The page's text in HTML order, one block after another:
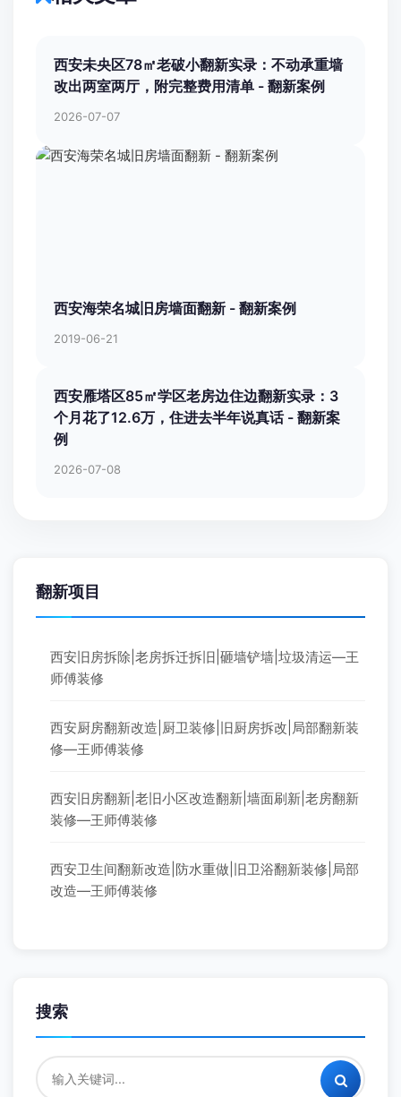
西安未央区78㎡老破小翻新实录：不动承重墙
改出两室两厅，附完整费用清单 - 翻新案例
2026-07-07
西安海荣名城旧房墙面翻新 - 翻新案例
2019-06-21
西安雁塔区85㎡学区老房边住边翻新实录：3
个月花了12.6万，住进去半年说真话 - 翻新案
例
2026-07-08
翻新项目
西安旧房拆除|老房拆迁拆旧|砸墙铲墙|垃圾清运—王
师傅装修
西安厨房翻新改造|厨卫装修|旧厨房拆改|局部翻新装
修—王师傅装修
西安旧房翻新|老旧小区改造翻新|墙面刷新|老房翻新
装修—王师傅装修
西安卫生间翻新改造|防水重做|旧卫浴翻新装修|局部
改造—王师傅装修
搜索